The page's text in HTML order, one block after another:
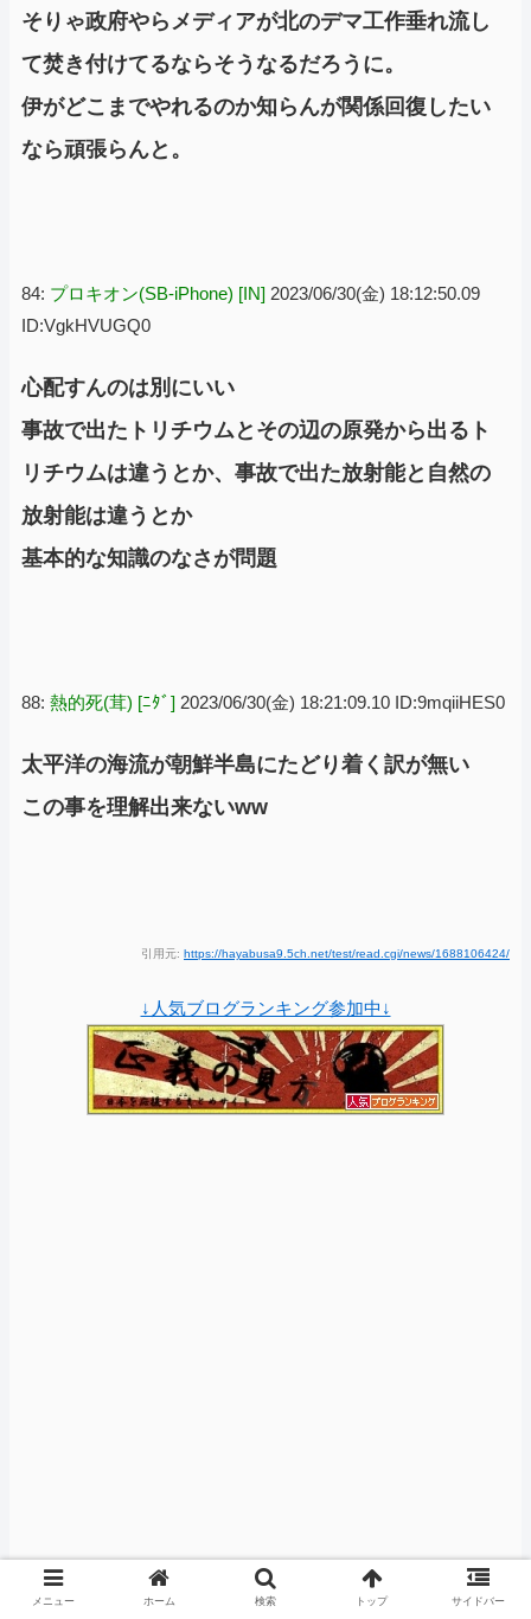
そりゃ政府やらメディアが北のデマ工作垂れ流し
て焚き付けてるならそうなるだろうに。
伊がどこまでやれるのか知らんが関係回復したい
なら頑張らんと。
84: プロキオン(SB-iPhone) [IN] 2023/06/30(金) 18:12:50.09
ID:VgkHVUGQ0
心配すんのは別にいい
事故で出たトリチウムとその辺の原発から出るト
リチウムは違うとか、事故で出た放射能と自然の
放射能は違うとか
基本的な知識のなさが問題
88: 熱的死(茸) [ﾆﾀﾞ] 2023/06/30(金) 18:21:09.10 ID:9mqiiHES0
太平洋の海流が朝鮮半島にたどり着く訳が無い
この事を理解出来ないww
引用元: https://hayabusa9.5ch.net/test/read.cgi/news/1688106424/
↓人気ブログランキング参加中↓
メニュー ホーム 検索 トップ サイドバー